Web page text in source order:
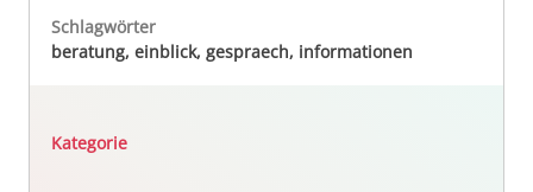
Schlagwörter
beratung, einblick, gespraech, informationen
Kategorie